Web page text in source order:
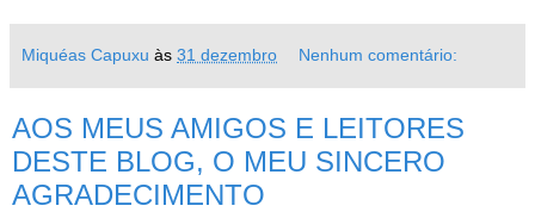
Miquéas Capuxu às 31 dezembro Nenhum comentário:
AOS MEUS AMIGOS E LEITORES
DESTE BLOG, O MEU SINCERO
AGRADECIMENTO